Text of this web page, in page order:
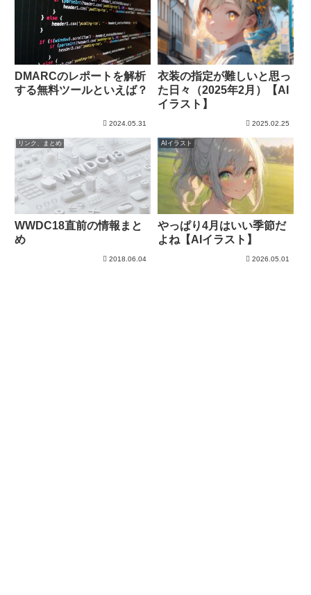
DMARCのレポートを解析
する無料ツールといえば？
2024.05.31
衣装の指定が難しいと思っ
た日々（2025年2月）【AI
イラスト】
2025.02.25
リンク、まとめ
WWDC18直前の情報まと
め
2018.06.04
AIイラスト
やっぱり4月はいい季節だ
よね【AIイラスト】
2026.05.01